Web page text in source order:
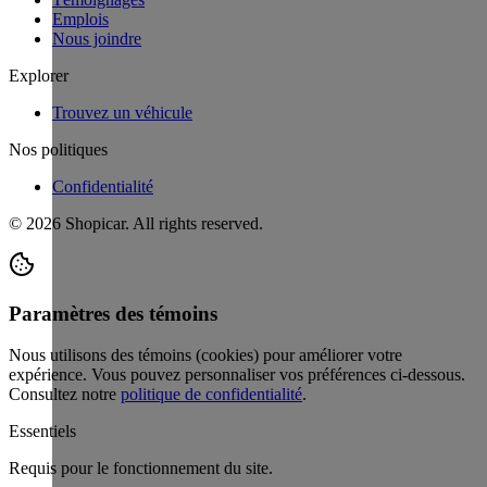
Emplois
Nous joindre
Explorer
Trouvez un véhicule
Nos politiques
Confidentialité
© 2026 Shopicar. All rights reserved.
Paramètres des témoins
Nous utilisons des témoins (cookies) pour améliorer votre
expérience. Vous pouvez personnaliser vos préférences ci-dessous.
Consultez notre politique de confidentialité.
Essentiels
Requis pour le fonctionnement du site.